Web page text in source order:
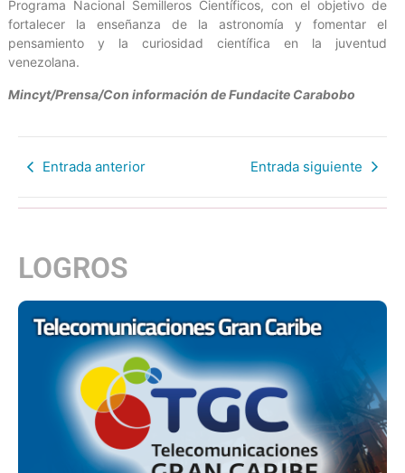
Programa Nacional Semilleros Científicos, con el objetivo de
fortalecer la enseñanza de la astronomía y fomentar el
pensamiento y la curiosidad científica en la juventud
venezolana.
Mincyt/Prensa/Con información de Fundacite Carabobo
Entrada anterior Entrada siguiente
LOGROS